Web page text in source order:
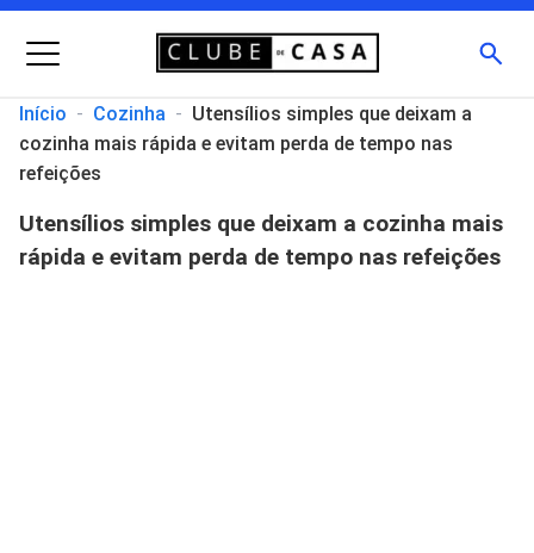
Menu
Pesquisar
Início - Cozinha - Utensílios simples que deixam a
cozinha mais rápida e evitam perda de tempo nas
refeições
Utensílios simples que deixam a cozinha mais
rápida e evitam perda de tempo nas refeições